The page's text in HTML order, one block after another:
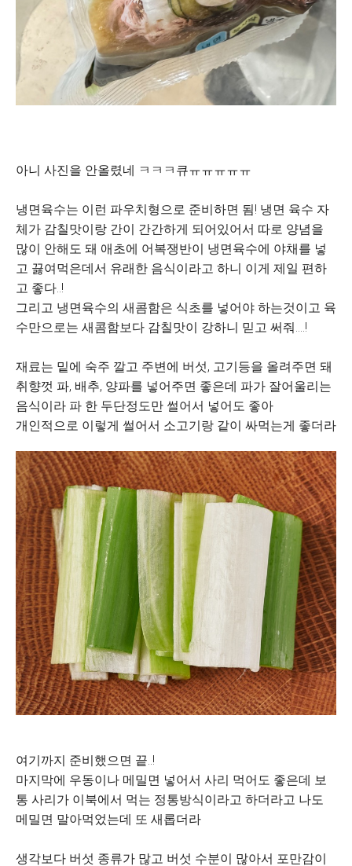
아니 사진을 안올렸네 ㅋㅋㅋ큐ㅠㅠㅠㅠㅠ
냉면육수는 이런 파우치형으로 준비하면 됨! 냉면 육수 자
체가 감칠맛이랑 간이 간간하게 되어있어서 따로 양념을
많이 안해도 돼 애초에 어복쟁반이 냉면육수에 야채를 넣
고 끓여먹은데서 유래한 음식이라고 하니 이게 제일 편하
고 좋다..!
그리고 냉면육수의 새콤함은 식초를 넣어야 하는것이고 육
수만으로는 새콤함보다 감칠맛이 강하니 믿고 써줘....!
재료는 밑에 숙주 깔고 주변에 버섯, 고기등을 올려주면 돼
취향껏 파, 배추, 양파를 넣어주면 좋은데 파가 잘어울리는
음식이라 파 한 두단정도만 썰어서 넣어도 좋아
개인적으로 이렇게 썰어서 소고기랑 같이 싸먹는게 좋더라
여기까지 준비했으면 끝..!
마지막에 우동이나 메밀면 넣어서 사리 먹어도 좋은데 보
통 사리가 이북에서 먹는 정통방식이라고 하더라고 나도
메밀면 말아먹었는데 또 새롭더라
생각보다 버섯 종류가 많고 버섯 수분이 많아서 포만감이